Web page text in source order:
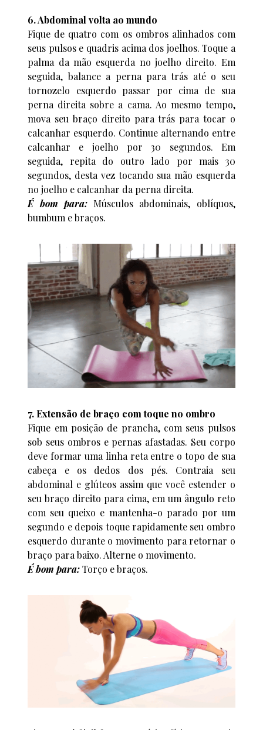
6. Abdominal volta ao mundo
Fique de quatro com os ombros alinhados com
seus pulsos e quadris acima dos joelhos. Toque a
palma da mão esquerda no joelho direito. Em
seguida, balance a perna para trás até o seu
tornozelo esquerdo passar por cima de sua
perna direita sobre a cama. Ao mesmo tempo,
mova seu braço direito para trás para tocar o
calcanhar esquerdo. Continue alternando entre
calcanhar e joelho por 30 segundos. Em
seguida, repita do outro lado por mais 30
segundos, desta vez tocando sua mão esquerda
no joelho e calcanhar da perna direita.
É bom para:Músculos abdominais, oblíquos,
bumbum e braços.
7. Extensão de braço com toque no ombro
Fique em posição de prancha, com seus pulsos
sob seus ombros e pernas afastadas. Seu corpo
deve formar uma linha reta entre o topo de sua
cabeça e os dedos dos pés. Contraia seu
abdominal e glúteos assim que você estender o
seu braço direito para cima, em um ângulo reto
com seu queixo e mantenha-o parado por um
segundo e depois toque rapidamente seu ombro
esquerdo durante o movimento para retornar o
braço para baixo. Alterne o movimento.
É bom para:Torço e braços.